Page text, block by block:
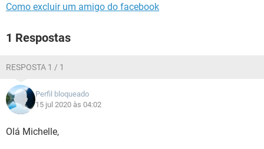
Como excluir um amigo do facebook
1 Respostas
RESPOSTA 1 / 1
Perfil bloqueado
15 jul 2020 às 04:02
Olá Michelle,